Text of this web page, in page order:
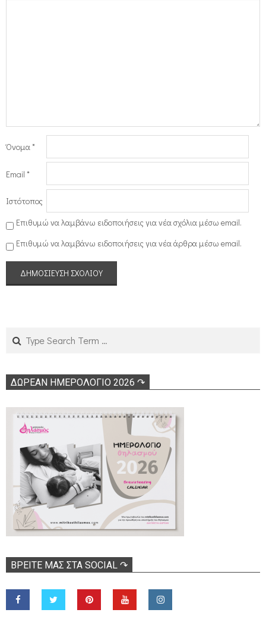
Όνομα*
Email *
Ιστότοπος
Επιθυμώ να λαμβάνω ειδοποιήσεις για νέα σχόλια μέσω email.
Επιθυμώ να λαμβάνω ειδοποιήσεις για νέα άρθρα μέσω email.
Search
ΔΩΡΕΑΝ ΗΜΕΡΟΛΟΓΙΟ 2026 ↷
ΒΡΕΊΤΕ ΜΑΣ ΣΤΑ SOCIAL ↷